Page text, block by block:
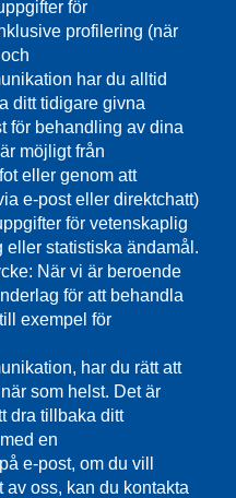
för
profilering (när
har du alltid
ditt tidigare givna
för behandling av dina
möjligt från
eller genom att
e-post eller direktchatt)
för vetenskaplig
eller statistiska ändamål.
När vi är beroende
för att behandla
exempel för
har du rätt att
som helst. Det är
dra tillbaka ditt
en
e-post, om du vill
av oss, kan du kontakta